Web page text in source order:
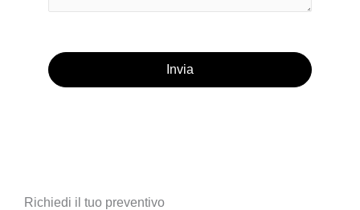
Richiedi il tuo preventivo
Invia